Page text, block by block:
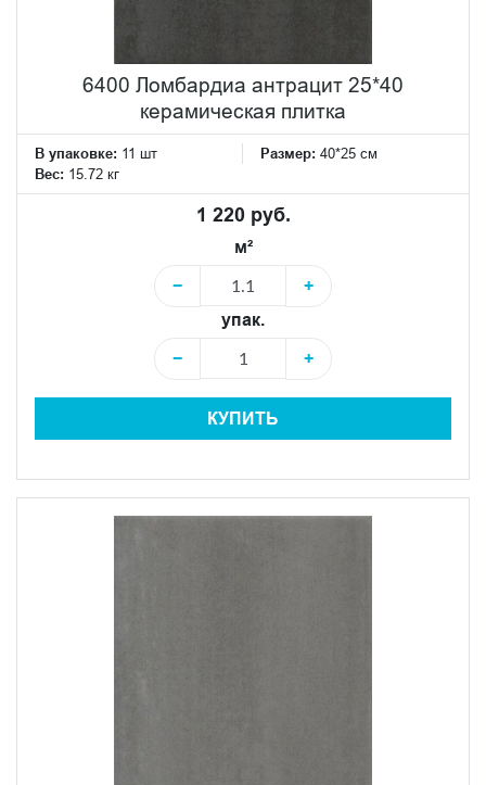
6400 Ломбардиа антрацит 25*40
керамическая плитка
В упаковке: 11 шт Размер: 40*25 см
Вес: 15.72 кг
1 220 руб.
м²
−
+
упак.
−
+
КУПИТЬ